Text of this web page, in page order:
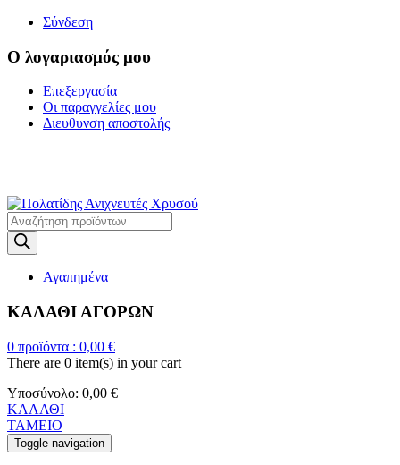
Σύνδεση
Ο λογαριασμός μου
Επεξεργασία
Οι παραγγελίες μου
Διευθυνση αποστολής
Products
search
Αγαπημένα
ΚΑΛΑΘΙ ΑΓΟΡΩΝ
0 προϊόντα : 0,00 €
There are 0 item(s) in your cart
Υποσύνολο: 0,00 €
ΚΑΛΑΘΙ
ΤΑΜΕΙΟ
Toggle navigation